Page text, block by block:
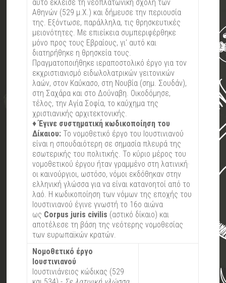
αυτό έκλεισε τη νεοπλατωνική σχολή των
Αθηνών (529 μ.Χ.) και δήμευσε την περιουσία
της. Εξόντωσε, παράλληλα, τις θρησκευτικές
μειονότητες. Με επιείκεια συμπεριφέρθηκε
μόνο προς τους Εβραίους, γι' αυτό και
διατηρήθηκε η θρησκεία τους.
Πραγματοποιήθηκε ιεραποστολικό έργο για τον
εκχριστιανισμό ειδωλολατρικών γειτονικών
λαών, στον Καύκασο, στη Νουβία (σημ. Σουδάν),
στη Σαχάρα και στο Δούναβη. Οικοδόμησε,
τέλος, την Αγία Σοφία, το καύχημα της
χριστιανικής αρχιτεκτονικής.
♦Έγινε συστηματική κωδικοποίηση του
Δίκαιου: Το νομοθετικό έργο του Ιουστινιανού
είναι η σπουδαιότερη σε σημασία πλευρά της
εσωτερικής του πολιτικής. Το κύριο μέρος του
νομοθετικού έργου ήταν γραμμένο στη λατινική·
οι καινούργιοι, ωστόσο, νόμοι εκδόθηκαν στην
ελληνική γλώσσα για να είναι κατανοητοί από το
λαό. Η κωδικοποίηση των νόμων της εποχής του
Ιουστινιανού έγινε γνωστή το 16ο αιώνα
ως Corpus juris civilis (αστικό δίκαιο) και
αποτέλεσε τη βάση της νεότερης νομοθεσίας
των ευρωπαϊκών κρατών.
Νομοθετικό έργο
Ιουστινιανού
Ιουστινιάνειος κώδικας (529